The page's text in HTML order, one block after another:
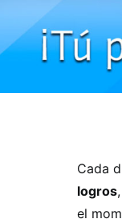
Cada
logros
el